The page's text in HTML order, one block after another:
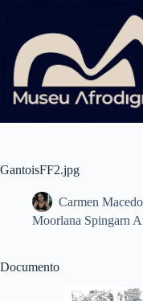
conteúdo
GantoisFF2.jpg
Carmen Macedo
Moorlana Spingarn
Documento